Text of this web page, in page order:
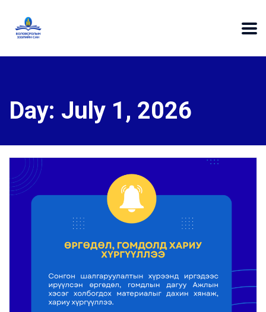
Day: July 1, 2026